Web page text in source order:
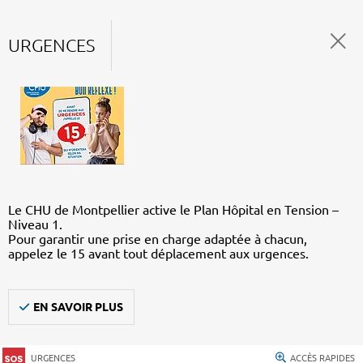
URGENCES
Le CHU de Montpellier active le Plan Hôpital en Tension –
Niveau 1.
Pour garantir une prise en charge adaptée à chacun,
appelez le 15 avant tout déplacement aux urgences.
EN SAVOIR PLUS
URGENCES ACCÈS RAPIDES